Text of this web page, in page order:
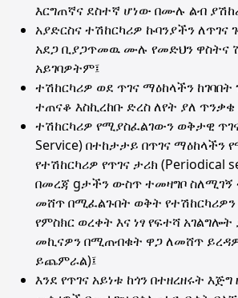
እርግጠኛና ደስተኛ ሆነው በሙሉ ልብ
አያድርስና ተሽከርካሪዎ ኩባንያችን
አደጋ ቢያጋጥመዉ ሙሉ የመድህን ዋስትና
አይገባዎትም፤
ተሽከርካሪዎ ወደ ጥገና ማዕከላችን
ተጠናቆ እስኪረከቡ ድረስ ለየት ያለ ጥንቃቄ
ተሽከርካሪዎ የሚያስፈልገውን ወቅታዊ
Service) በተከታታይ በጥገና ማዕከላችን
የተሽከርካሪዎ የጥገና ታሪክ (Periodical
በመረጃ gታችን ውስጥ ተመዛግቦ ስለሚገኝ
መሸጥ በሚፈልጉበት ወቅት የተሽከርካሪዎን
የምስክር ወረቀት እና ነፃ የፍተሻ አገልግሎት
መኪናዎን በሚጠብቁት ዋጋ ለመሸጥ
ይጨምራል)፤
እንደ የጥገና አይነቱ ከጎን በተዘረዘሩት